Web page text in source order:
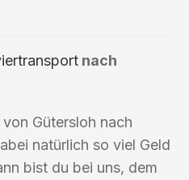
nach
Gütersloh nach
natürlich so viel Geld
bist du bei uns, dem